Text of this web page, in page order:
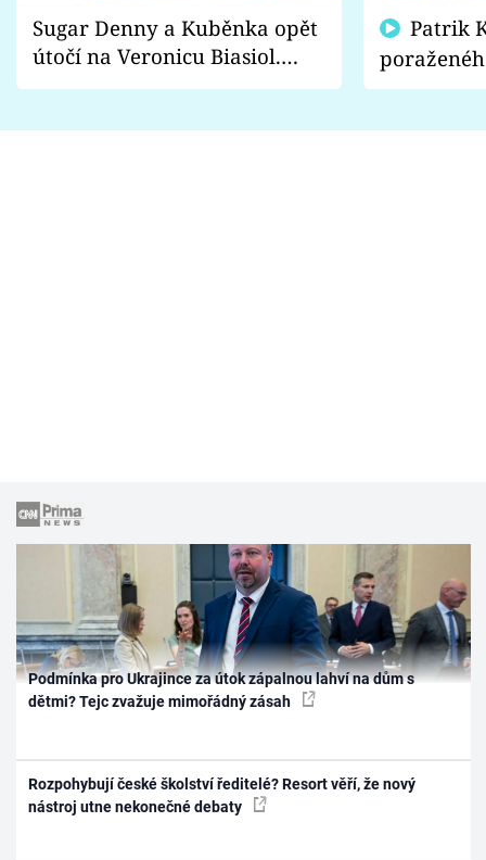
Sugar Denny a Kuběnka opět
útočí na Veronicu Biasiol.
Proč je podle nich falešná a
fanoušci
Podmínka pro Ukrajince za útok zápalnou lahví na dům s
dětmi? Tejc zvažuje mimořádný zásah
Rozpohybují české školství ředitelé? Resort věří, že nový
nástroj utne nekonečné debaty